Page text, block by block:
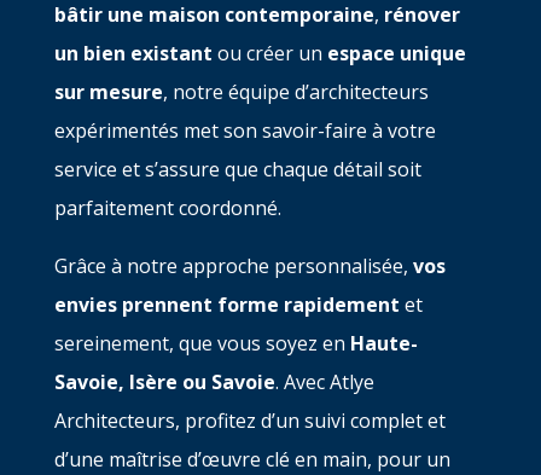
bâtir une maison contemporaine, rénover
un bien existant ou créer un espace unique
sur mesure, notre équipe d’architecteurs
expérimentés met son savoir-faire à votre
service et s’assure que chaque détail soit
parfaitement coordonné.
Grâce à notre approche personnalisée, vos
envies prennent forme rapidement et
sereinement, que vous soyez en Haute-
Savoie, Isère ou Savoie. Avec Atlye
Architecteurs, profitez d’un suivi complet et
d’une maîtrise d’œuvre clé en main, pour un